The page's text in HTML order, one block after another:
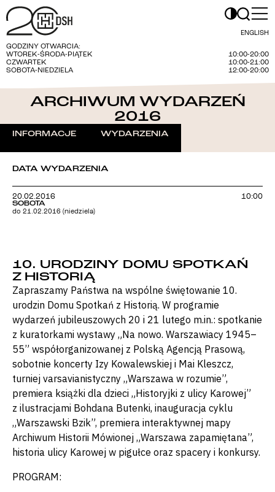
ENGLISH
GODZINY OTWARCIA:
WTOREK-ŚRODA-PIĄTEK
10:00-20:00
CZWARTEK
10:00-21:00
SOBOTA-NIEDZIELA
12:00-20:00
ARCHIWUM WYDARZEŃ
2016
INFORMACJE WYDARZENIA
DATA WYDARZENIA
20.02.2016
SOBOTA
do 21.02.2016 (niedziela)
10:00
10. URODZINY DOMU SPOTKAŃ
Z HISTORIĄ
Zapraszamy Państwa na wspólne świętowanie 10.
urodzin Domu Spotkań z Historią. W programie
wydarzeń jubileuszowych 20 i 21 lutego m.in.: spotkanie
z kuratorkami wystawy „Na nowo. Warszawiacy 1945–
55” współorganizowanej z Polską Agencją Prasową,
sobotnie koncerty Izy Kowalewskiej i Mai Kleszcz,
turniej varsavianistyczny „Warszawa w rozumie”,
premiera książki dla dzieci „Historyjki z ulicy Karowej”
z ilustracjami Bohdana Butenki, inauguracja cyklu
„Warszawski Bzik”, premiera interaktywnej mapy
Archiwum Historii Mówionej „Warszawa zapamiętana”,
historia ulicy Karowej w pigułce oraz spacery i konkursy.
PROGRAM: